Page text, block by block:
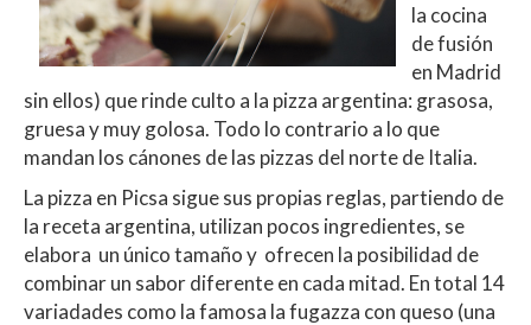
la cocina
de fusión
en Madrid
sin ellos) que rinde culto a la pizza argentina: grasosa,
gruesa y muy golosa. Todo lo contrario a lo que
mandan los cánones de las pizzas del norte de Italia.
La pizza en Picsa sigue sus propias reglas, partiendo de
la receta argentina, utilizan pocos ingredientes, se
elabora un único tamaño y ofrecen la posibilidad de
combinar un sabor diferente en cada mitad. En total 14
variadades como la famosa la fugazza con queso (una